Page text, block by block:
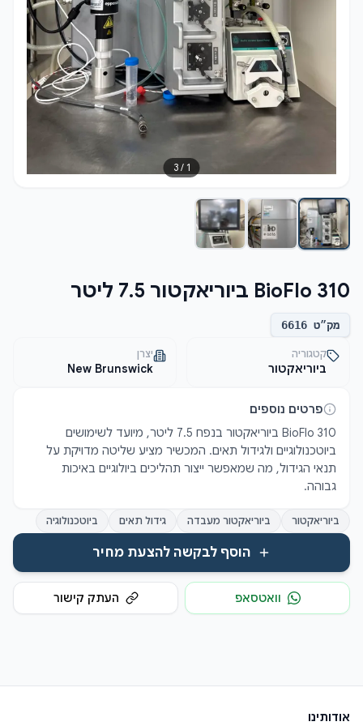
1
/
3
BioFlo 310 ביוריאקטור 7.5 ליטר
מק״ט 6616
קטגוריה
ביוריאקטור
יצרן
New Brunswick
פרטים נוספים
גבוהה.
ביוריאקטור ביוריאקטור מעבדה גידול תאים ביוטכנולוגיה
הוסף לבקשה להצעת מחיר
וואטסאפ העתק קישור
אודותינו